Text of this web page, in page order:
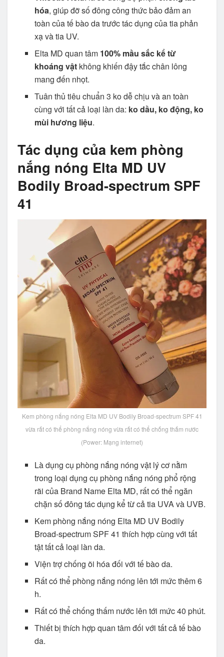
hóa, giúp đỡ số đông công thức bảo đảm an
toàn của tế bào da trước tác dụng của tia phản
xạ và tia UV.
Elta MD quan tâm 100% mầu sắc kể từ
khoáng vật không khiến đậy tắc chân lông
mang đến nhọt.
Tuân thủ tiêu chuẩn 3 ko dễ chịu và an toàn
cùng với tất cả loại làn da: ko dầu, ko động, ko
mùi hương liệu.
Tác dụng của kem phòng
nắng nóng Elta MD UV
Bodily Broad-spectrum SPF
41
Kem phòng nắng nóng Elta MD UV Bodily Broad-spectrum SPF 41
vừa rất có thể phòng nắng nóng vừa rất có thể chống thấm nước
(Power: Mạng internet)
Là dụng cụ phòng nắng nóng vật lý cơ nằm
trong loại dụng cụ phòng nắng nóng phổ rộng
rãi của Brand Name Elta MD, rất có thể ngăn
chặn số đông tác dụng kể từ cả tia UVA và UVB.
Kem phòng nắng nóng Elta MD UV Bodily
Broad-spectrum SPF 41 thích hợp cùng với tất
tật tất cả loại làn da.
Viện trợ chống õi hóa đối với tế bào da.
Rất có thể phòng nắng nóng lên tới mức thêm 6
h.
Rất có thể chống thấm nước lên tới mức 40 phút.
Thiết bị thích hợp quan tâm đối với tất cả tế bào
da.